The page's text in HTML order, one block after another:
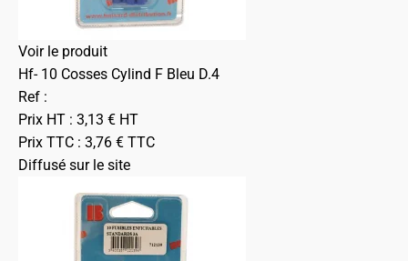
Voir le produit
Hf- 10 Cosses Cylind F Bleu D.4
Ref :
Prix HT : 3,13 € HT
Prix TTC : 3,76 € TTC
Diffusé sur le site